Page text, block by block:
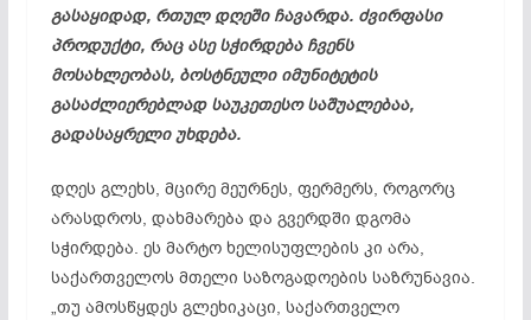
გასაყიდად, რთულ დღეში ჩავარდა. ძვირფასი
პროდუქტი, რაც ასე სჭირდება ჩვენს
მოსახლეობას, ბოსტნეული იმუნიტეტის
გასაძლიერებლად საუკეთესო საშუალებაა,
გადასაყრელი უხდება.
დღეს გლეხს, მცირე მეურნეს, ფერმერს, როგორც
არასდროს, დახმარება და გვერდში დგომა
სჭირდება. ეს მარტო ხელისუფლების კი არა,
საქართველოს მთელი საზოგადოების საზრუნავია.
„თუ ამოსწყდეს გლეხიკაცი, საქართველო